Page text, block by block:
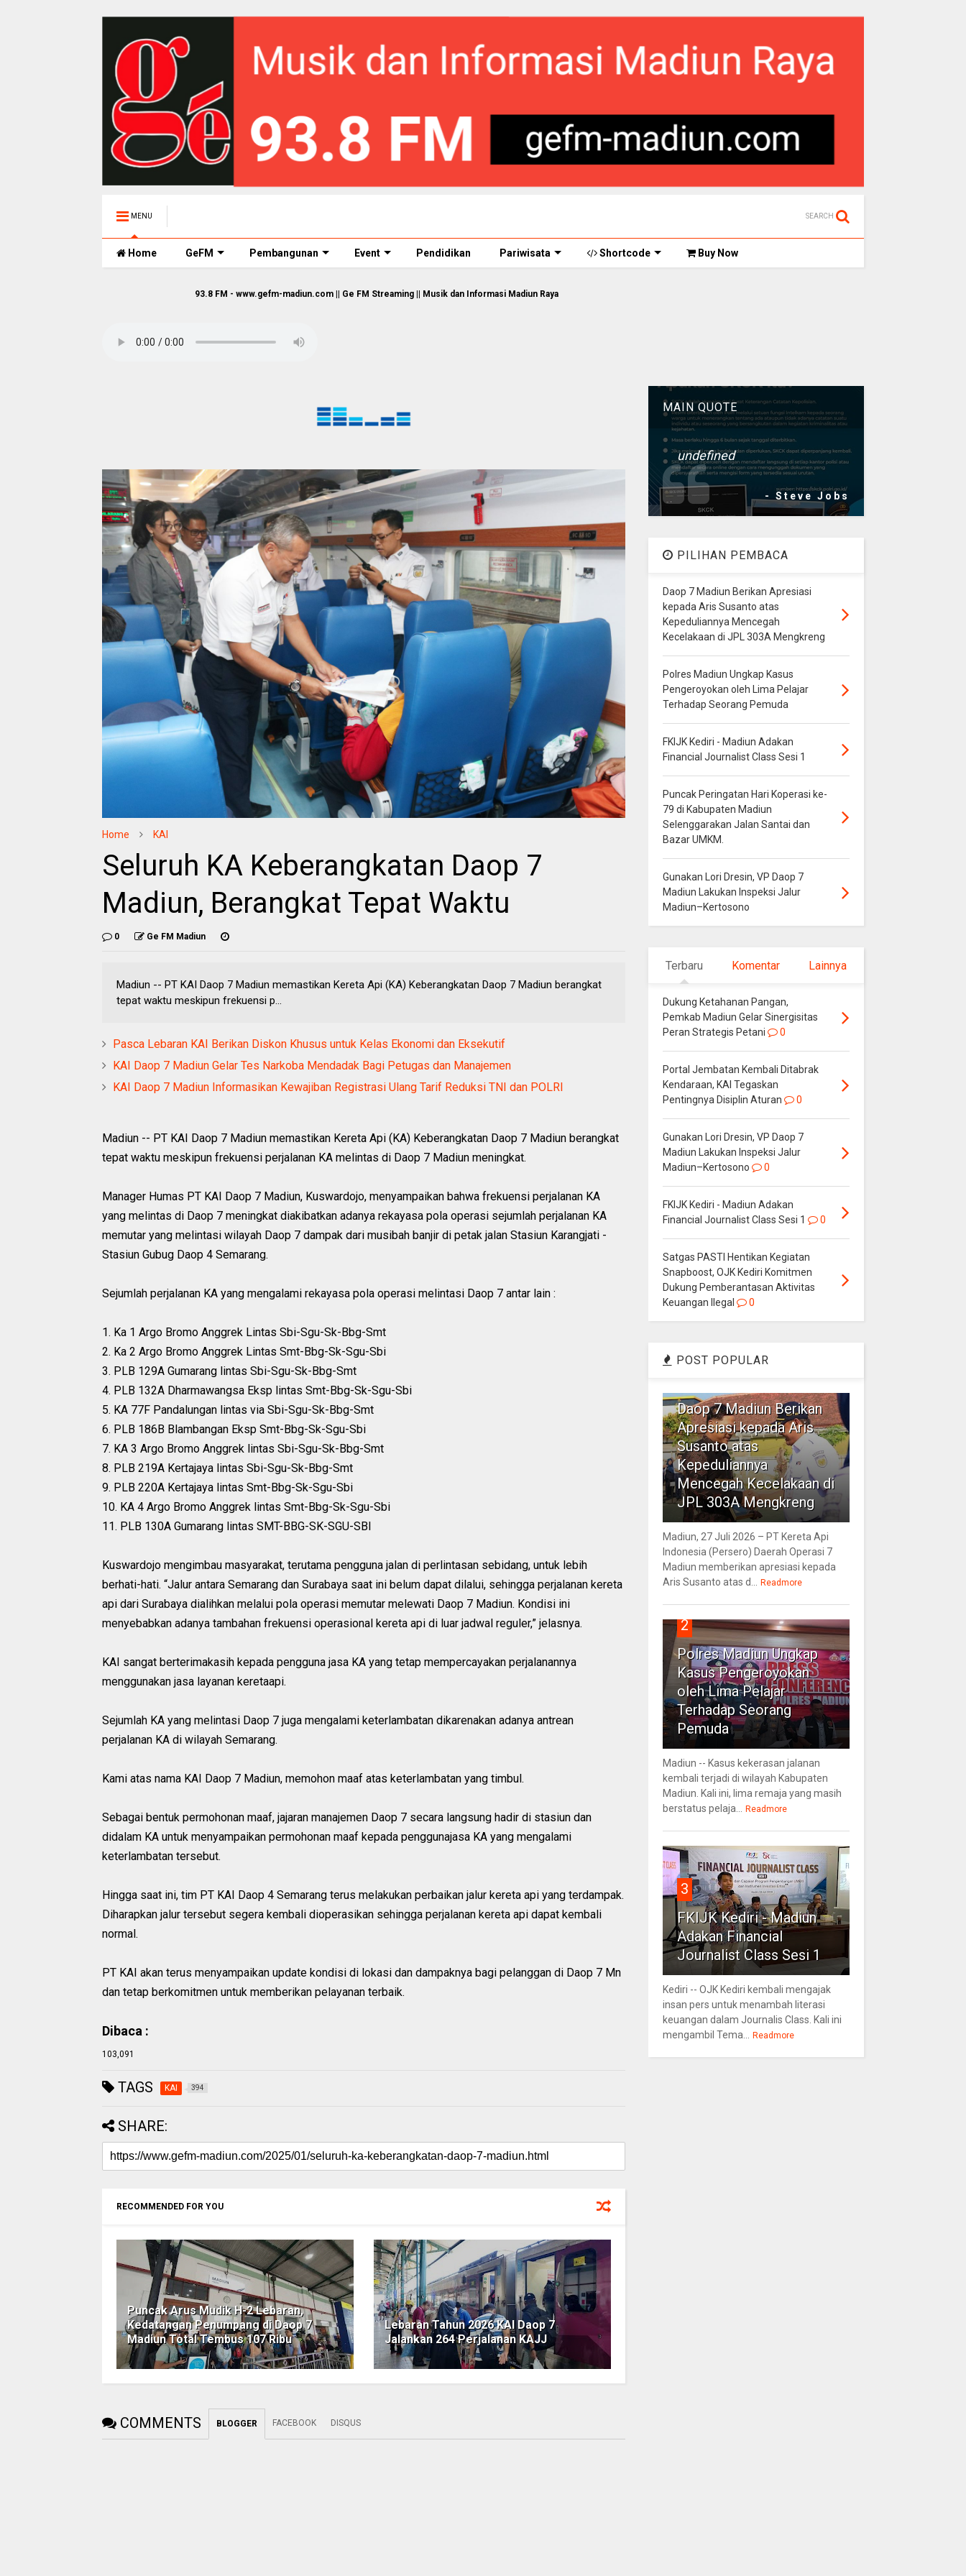
MENU SEARCH
Home GeFM Pembangunan Event Pendidikan Pariwisata Shortcode Buy Now
93.8 FM - www.gefm-madiun.com || Ge FM Streaming || Musik dan Informasi Madiun Raya
Home KAI
Seluruh KA Keberangkatan Daop 7
Madiun, Berangkat Tepat Waktu
0 Ge FM Madiun
Madiun -- PT KAI Daop 7 Madiun memastikan Kereta Api (KA) Keberangkatan Daop 7 Madiun berangkat
tepat waktu meskipun frekuensi p...
Pasca Lebaran KAI Berikan Diskon Khusus untuk Kelas Ekonomi dan Eksekutif
KAI Daop 7 Madiun Gelar Tes Narkoba Mendadak Bagi Petugas dan Manajemen
KAI Daop 7 Madiun Informasikan Kewajiban Registrasi Ulang Tarif Reduksi TNI dan POLRI
Madiun -- PT KAI Daop 7 Madiun memastikan Kereta Api (KA) Keberangkatan Daop 7 Madiun berangkat
tepat waktu meskipun frekuensi perjalanan KA melintas di Daop 7 Madiun meningkat.
Manager Humas PT KAI Daop 7 Madiun, Kuswardojo, menyampaikan bahwa frekuensi perjalanan KA
yang melintas di Daop 7 meningkat diakibatkan adanya rekayasa pola operasi sejumlah perjalanan KA
memutar yang melintasi wilayah Daop 7 dampak dari musibah banjir di petak jalan Stasiun Karangjati -
Stasiun Gubug Daop 4 Semarang.
Sejumlah perjalanan KA yang mengalami rekayasa pola operasi melintasi Daop 7 antar lain :
1. Ka 1 Argo Bromo Anggrek Lintas Sbi-Sgu-Sk-Bbg-Smt
2. Ka 2 Argo Bromo Anggrek Lintas Smt-Bbg-Sk-Sgu-Sbi
3. PLB 129A Gumarang lintas Sbi-Sgu-Sk-Bbg-Smt
4. PLB 132A Dharmawangsa Eksp lintas Smt-Bbg-Sk-Sgu-Sbi
5. KA 77F Pandalungan lintas via Sbi-Sgu-Sk-Bbg-Smt
6. PLB 186B Blambangan Eksp Smt-Bbg-Sk-Sgu-Sbi
7. KA 3 Argo Bromo Anggrek lintas Sbi-Sgu-Sk-Bbg-Smt
8. PLB 219A Kertajaya lintas Sbi-Sgu-Sk-Bbg-Smt
9. PLB 220A Kertajaya lintas Smt-Bbg-Sk-Sgu-Sbi
10. KA 4 Argo Bromo Anggrek lintas Smt-Bbg-Sk-Sgu-Sbi
11. PLB 130A Gumarang lintas SMT-BBG-SK-SGU-SBI
Kuswardojo mengimbau masyarakat, terutama pengguna jalan di perlintasan sebidang, untuk lebih
berhati-hati. “Jalur antara Semarang dan Surabaya saat ini belum dapat dilalui, sehingga perjalanan kereta
api dari Surabaya dialihkan melalui pola operasi memutar melewati Daop 7 Madiun. Kondisi ini
menyebabkan adanya tambahan frekuensi operasional kereta api di luar jadwal reguler,” jelasnya.
KAI sangat berterimakasih kepada pengguna jasa KA yang tetap mempercayakan perjalanannya
menggunakan jasa layanan keretaapi.
Sejumlah KA yang melintasi Daop 7 juga mengalami keterlambatan dikarenakan adanya antrean
perjalanan KA di wilayah Semarang.
Kami atas nama KAI Daop 7 Madiun, memohon maaf atas keterlambatan yang timbul.
Sebagai bentuk permohonan maaf, jajaran manajemen Daop 7 secara langsung hadir di stasiun dan
didalam KA untuk menyampaikan permohonan maaf kepada penggunajasa KA yang mengalami
keterlambatan tersebut.
Hingga saat ini, tim PT KAI Daop 4 Semarang terus melakukan perbaikan jalur kereta api yang terdampak.
Diharapkan jalur tersebut segera kembali dioperasikan sehingga perjalanan kereta api dapat kembali
normal.
PT KAI akan terus menyampaikan update kondisi di lokasi dan dampaknya bagi pelanggan di Daop 7 Mn
dan tetap berkomitmen untuk memberikan pelayanan terbaik.
Dibaca :
103,091
TAGS KAI 394
SHARE:
RECOMMENDED FOR YOU
Puncak Arus Mudik H-2 Lebaran,
Kedatangan Penumpang di Daop 7
Madiun Total Tembus 107 Ribu
Lebaran Tahun 2026 KAI Daop 7
Jalankan 264 Perjalanan KAJJ
COMMENTS BLOGGER FACEBOOK DISQUS
MAIN QUOTE
undefined
- Steve Jobs
PILIHAN PEMBACA
Daop 7 Madiun Berikan Apresiasi
kepada Aris Susanto atas
Kepeduliannya Mencegah
Kecelakaan di JPL 303A Mengkreng
Polres Madiun Ungkap Kasus
Pengeroyokan oleh Lima Pelajar
Terhadap Seorang Pemuda
FKIJK Kediri - Madiun Adakan
Financial Journalist Class Sesi 1
Puncak Peringatan Hari Koperasi ke-
79 di Kabupaten Madiun
Selenggarakan Jalan Santai dan
Bazar UMKM.
Gunakan Lori Dresin, VP Daop 7
Madiun Lakukan Inspeksi Jalur
Madiun–Kertosono
Terbaru Komentar Lainnya
Dukung Ketahanan Pangan,
Pemkab Madiun Gelar Sinergisitas
Peran Strategis Petani
0
Portal Jembatan Kembali Ditabrak
Kendaraan, KAI Tegaskan
Pentingnya Disiplin Aturan
0
Gunakan Lori Dresin, VP Daop 7
Madiun Lakukan Inspeksi Jalur
Madiun–Kertosono
0
FKIJK Kediri - Madiun Adakan
Financial Journalist Class Sesi 1
0
Satgas PASTI Hentikan Kegiatan
Snapboost, OJK Kediri Komitmen
Dukung Pemberantasan Aktivitas
Keuangan Ilegal
0
POST POPULAR
Daop 7 Madiun Berikan
Apresiasi kepada Aris
Susanto atas
Kepeduliannya
Mencegah Kecelakaan di
JPL 303A Mengkreng
Madiun, 27 Juli 2026 – PT Kereta Api
Indonesia (Persero) Daerah Operasi 7
Madiun memberikan apresiasi kepada
Aris Susanto atas d...
Readmore
2
Polres Madiun Ungkap
Kasus Pengeroyokan
oleh Lima Pelajar
Terhadap Seorang
Pemuda
Madiun -- Kasus kekerasan jalanan
kembali terjadi di wilayah Kabupaten
Madiun. Kali ini, lima remaja yang masih
berstatus pelaja...
Readmore
3
FKIJK Kediri - Madiun
Adakan Financial
Journalist Class Sesi 1
Kediri -- OJK Kediri kembali mengajak
insan pers untuk menambah literasi
keuangan dalam Journalis Class. Kali ini
mengambil Tema...
Readmore